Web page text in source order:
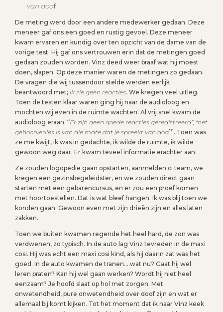
van doof
De meting werd door een andere medewerker gedaan. Deze
meneer gaf ons een goed en rustig gevoel. Deze meneer
kwam ervaren en kundig over ten opzicht van de dame van de
vorige test. Hij gaf ons vertrouwen erin dat de metingen goed
gedaan zouden worden. Vinz deed weer braaf wat hij moest
doen, slapen. Op deze manier waren de metingen zo gedaan.
De vragen die wij tussendoor stelde werden eerlijk
beantwoord met; ik zie geen reacties. We kregen veel uitleg.
Toen de testen klaar waren ging hij naar de audioloog en
mochten wij even in de ruimte wachten. Al vrij snel kwam de
audioloog eraan. “Er zijn geen goede reacties geregistreerd”, “het
gehoorverlies is van die mate dat je spreekt van doof”. Toen was
ze me kwijt, ik was in gedachte, ik wilde de ruimte, ik wilde
gewoon weg daar. Er kwam teveel informatie erachter aan.
Ze zouden logopedie gaan opstarten, aanmelden ci team, we
kregen een gezinsbegeleidster, en we zouden direct gaan
starten met een gebarencursus, en er zou een proef komen
met hoortoestellen. Dat is wat bleef hangen. Ik was blij toen we
konden gaan. Gewoon even met zijn drieën zijn en alles laten
zakken.
Toen we buiten kwamen regende het heel hard, de zon was
verdwenen, zo typisch. In de auto lag Vinz tevreden in de maxi
cosi. Hij was echt een maxi cosi kind, als hij daarin zat was het
goed. In de auto kwamen de tranen….wat nu? Gaat hij wel
leren praten? Kan hij wel gaan werken? Wordt hij niet heel
eenzaam? Je hoofd slaat op hol met zorgen. Met
onwetendheid, pure onwetendheid over doof zijn en wat er
allemaal bij komt kijken. Tot het moment dat ik naar Vinz keek